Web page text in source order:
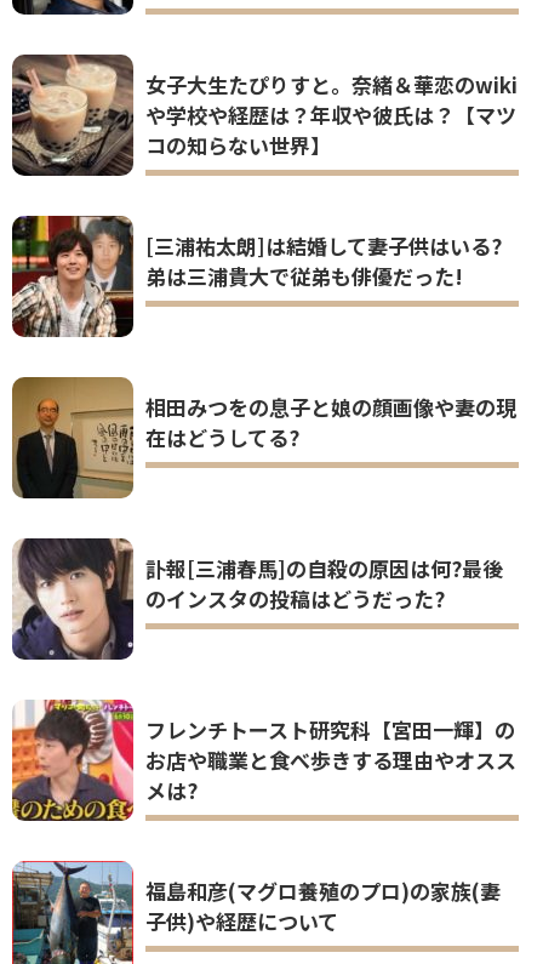
女子大生たぴりすと。奈緒＆華恋のwiki
や学校や経歴は？年収や彼氏は？【マツ
コの知らない世界】
[三浦祐太朗]は結婚して妻子供はいる?
弟は三浦貴大で従弟も俳優だった!
相田みつをの息子と娘の顔画像や妻の現
在はどうしてる?
訃報[三浦春馬]の自殺の原因は何?最後
のインスタの投稿はどうだった?
フレンチトースト研究科【宮田一輝】の
お店や職業と食べ歩きする理由やオスス
メは?
福島和彦(マグロ養殖のプロ)の家族(妻
子供)や経歴について